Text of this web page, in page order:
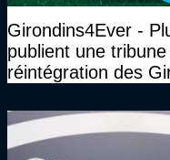
Girondins4Ever -
publient une
réintégration des